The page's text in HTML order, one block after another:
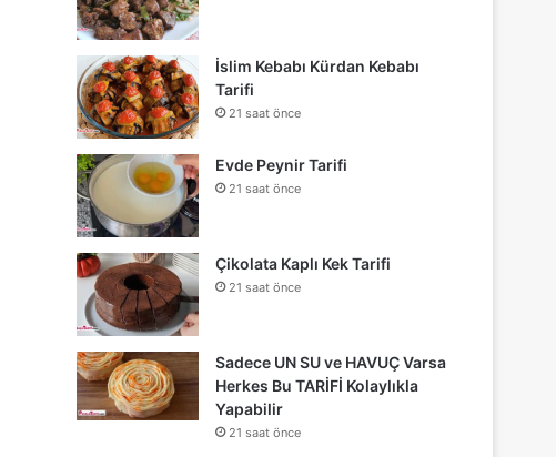
İslim Kebabı Kürdan Kebabı
Tarifi
21 saat önce
Evde Peynir Tarifi
21 saat önce
Çikolata Kaplı Kek Tarifi
21 saat önce
Sadece UN SU ve HAVUÇ Varsa
Herkes Bu TARİFİ Kolaylıkla
Yapabilir
21 saat önce